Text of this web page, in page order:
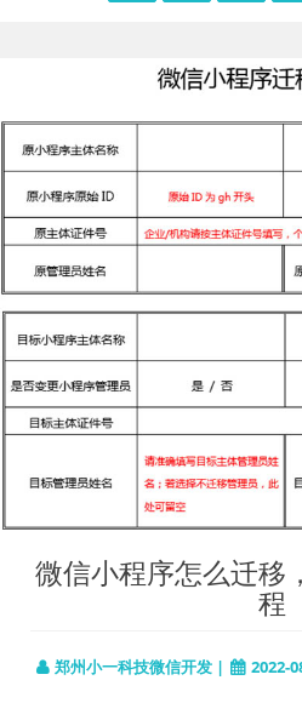
微信小程序怎么迁移
程
郑州小一科技微信开发 | 2022-